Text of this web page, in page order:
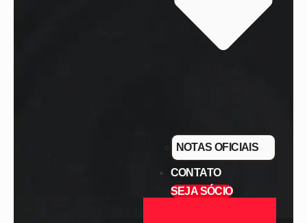
NOTAS OFICIAIS
CONTATO
SEJA SÓCIO